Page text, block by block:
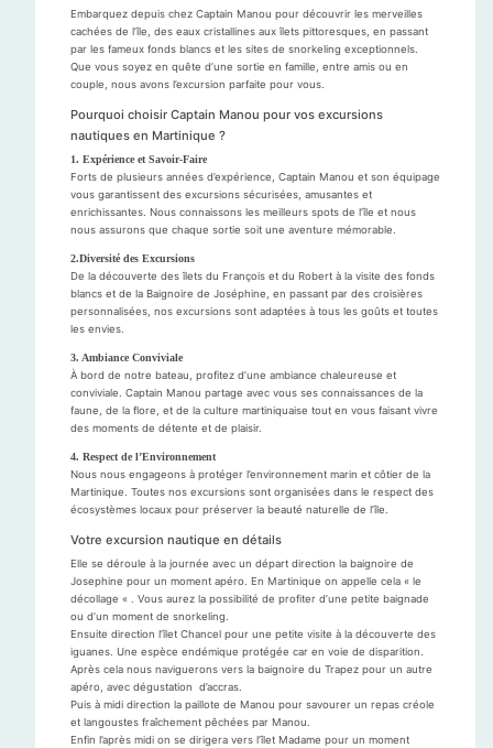
Embarquez depuis chez Captain Manou pour découvrir les merveilles
cachées de l’île, des eaux cristallines aux îlets pittoresques, en passant
par les fameux fonds blancs et les sites de snorkeling exceptionnels.
Que vous soyez en quête d’une sortie en famille, entre amis ou en
couple, nous avons l’excursion parfaite pour vous.
Pourquoi choisir Captain Manou pour vos excursions
nautiques en Martinique ?
1. Expérience et Savoir-Faire
Forts de plusieurs années d’expérience, Captain Manou et son équipage
vous garantissent des excursions sécurisées, amusantes et
enrichissantes. Nous connaissons les meilleurs spots de l’île et nous
nous assurons que chaque sortie soit une aventure mémorable.
2.Diversité des Excursions
De la découverte des îlets du François et du Robert à la visite des fonds
blancs et de la Baignoire de Joséphine, en passant par des croisières
personnalisées, nos excursions sont adaptées à tous les goûts et toutes
les envies.
3. Ambiance Conviviale
À bord de notre bateau, profitez d’une ambiance chaleureuse et
conviviale. Captain Manou partage avec vous ses connaissances de la
faune, de la flore, et de la culture martiniquaise tout en vous faisant vivre
des moments de détente et de plaisir.
4. Respect de l’Environnement
Nous nous engageons à protéger l’environnement marin et côtier de la
Martinique. Toutes nos excursions sont organisées dans le respect des
écosystèmes locaux pour préserver la beauté naturelle de l’île.
Votre excursion nautique en détails
Elle se déroule à la journée avec un départ direction la baignoire de
Josephine pour un moment apéro. En Martinique on appelle cela « le
décollage « . Vous aurez la possibilité de profiter d’une petite baignade
ou d’un moment de snorkeling.
Ensuite direction l’îlet Chancel pour une petite visite à la découverte des
iguanes. Une espèce endémique protégée car en voie de disparition.
Après cela nous naviguerons vers la baignoire du Trapez pour un autre
apéro, avec dégustation d’accras.
Puis à midi direction la paillote de Manou pour savourer un repas créole
et langoustes fraîchement pêchées par Manou.
Enfin l’après midi on se dirigera vers l’îlet Madame pour un moment